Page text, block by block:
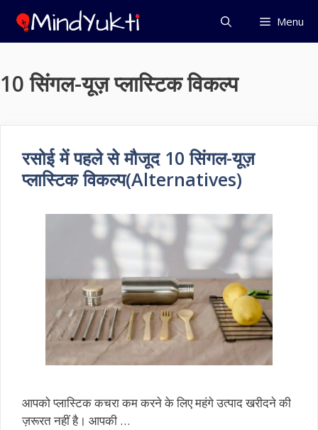
Skip
content
Menu
10 सिंगल-यूज़ प्लास्टिक विकल्प
रसोई में पहले से मौजूद 10 सिंगल-यूज़
प्लास्टिक विकल्प(Alternatives)
आपको प्लास्टिक कचरा कम करने के लिए महंगे उत्पाद खरीदने की
ज़रूरत नहीं है। आपकी …